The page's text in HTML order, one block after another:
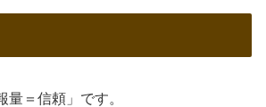
量＝信頼」です。